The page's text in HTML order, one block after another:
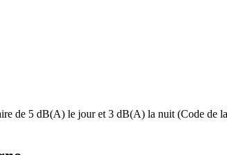
de 5 dB(A) le jour et 3 dB(A) la nuit (Code de